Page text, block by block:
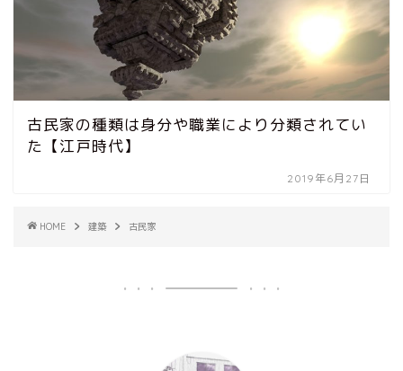
古民家の種類は身分や職業により分類されてい
た【江戸時代】
2019年6月27日
HOME 建築 古民家